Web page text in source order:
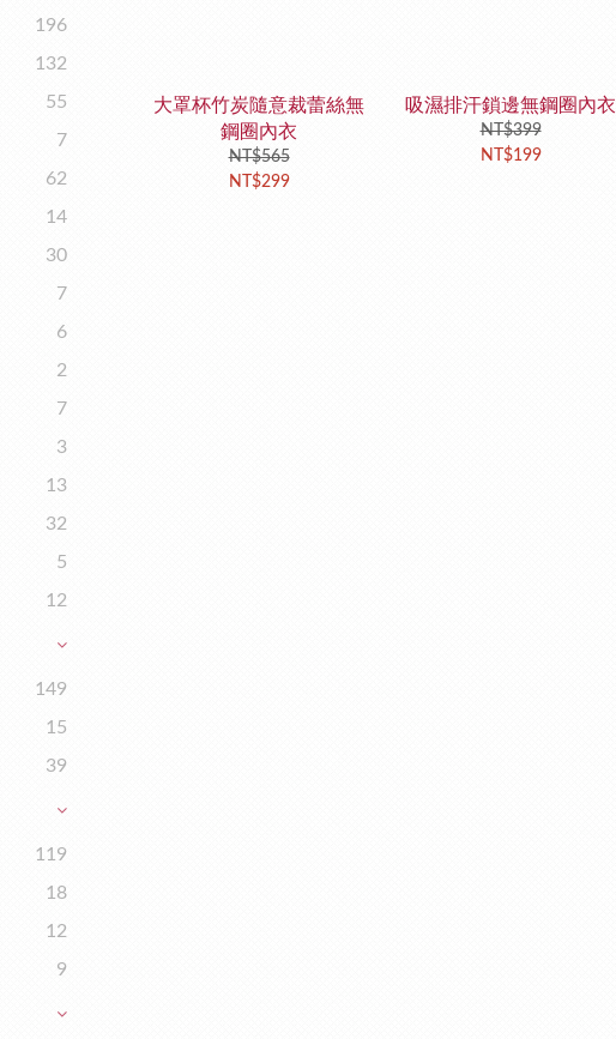
196
132
55
7
62
14
30
7
6
2
7
3
13
32
5
12
149
15
39
119
18
12
9
大罩杯竹炭隨意裁蕾絲無
鋼圈內衣
NT$565
NT$299
吸濕排汗鎖邊無鋼圈內衣
NT$399
NT$199